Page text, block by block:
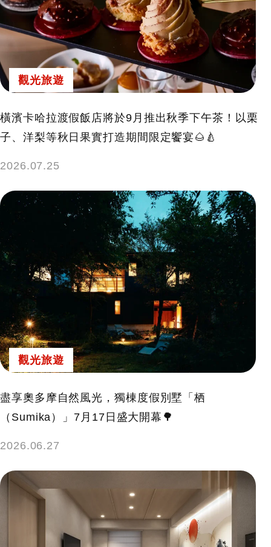
觀光旅遊
橫濱卡哈拉渡假飯店將於9月推出秋季下午茶！以栗
子、洋梨等秋日果實打造期間限定饗宴🌰🍐
2026.07.25
觀光旅遊
盡享奧多摩自然風光，獨棟度假別墅「栖
（Sumika）」7月17日盛大開幕🌳
2026.06.27